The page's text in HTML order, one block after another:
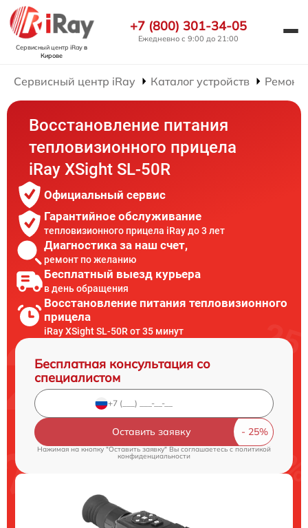
Сервисный центр iRayв
Кирове
+7 (800) 301-34-05
Ежедневно с 9:00 до 21:00
Сервисный центр iRay Каталог устройств Ремонт
Восстановление питания
тепловизионного прицела
iRay XSight SL-50R
Официальный сервис
Гарантийное обслуживание
тепловизионного прицела iRay до 3 лет
Диагностика за наш счет,
ремонт по желанию
Бесплатный выезд курьера
в день обращения
Восстановление питания тепловизионного
прицела
iRay XSight SL-50R от 35 минут
Бесплатная консультация со
специалистом
Оставить заявку
Нажимая на кнопку "Оставить заявку" Вы соглашаетесь cполитикой
конфиденциальности